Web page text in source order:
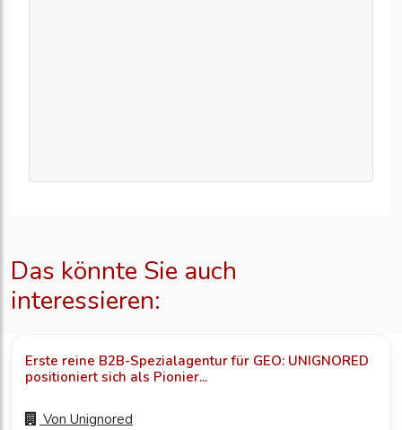
Das könnte Sie auch
interessieren:
Erste reine B2B-Spezialagentur für GEO: UNIGNORED
positioniert sich als Pionier...
Von Unignored